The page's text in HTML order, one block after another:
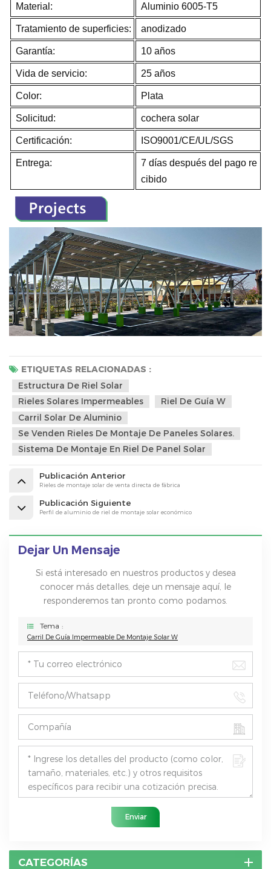
Material: Aluminio 6005-T5
Tratamiento de superficies: anodizado
Garantía: 10 años
Vida de servicio: 25 años
Color: Plata
Solicitud: cochera solar
Certificación: ISO9001/CE/UL/SGS
Entrega:
7 días después del pago re
cibido
ETIQUETAS RELACIONADAS :
Estructura De Riel Solar
Rieles Solares Impermeables
Riel De Guía W
Carril Solar De Aluminio
Se Venden Rieles De Montaje De Paneles Solares.
Sistema De Montaje En Riel De Panel Solar
Publicación Anterior
Rieles de montaje solar de venta directa de fábrica
Publicación Siguiente
Perfil de aluminio de riel de montaje solar económico
Dejar Un Mensaje
Si está interesado en nuestros productos y desea
conocer más detalles, deje un mensaje aquí, le
responderemos tan pronto como podamos.
Tema :
Carril De Guía Impermeable De Montaje Solar W
Enviar
CATEGORÍAS